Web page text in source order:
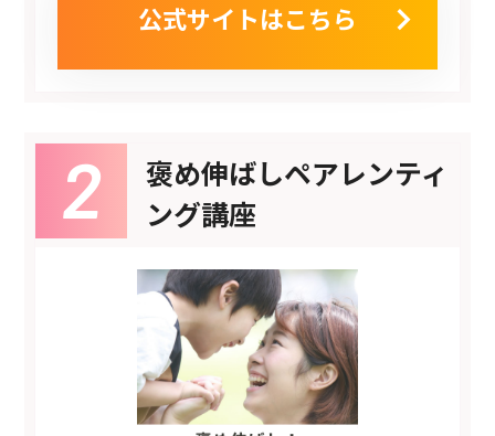
公式サイトはこちら
褒め伸ばしペアレンティ
ング講座